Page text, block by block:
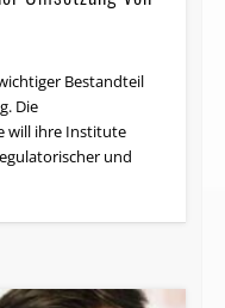
Bestandteil
Die
will ihre Institute
und